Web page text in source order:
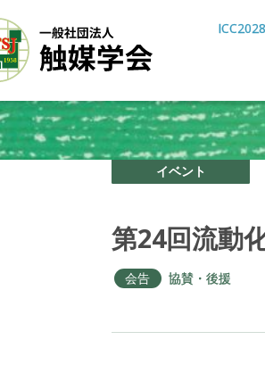
イベント
第24回流動
会告 協賛・後援